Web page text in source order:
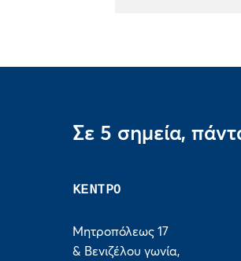
Σε 5 σημεία,
ΚΕΝΤΡΟ
Μητροπόλεως 17
& Βενιζέλου γωνία,